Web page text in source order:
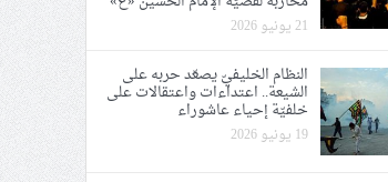
21 يونيو 2026
النظام الخليفيّ يصعّد حربه على
الشيعة.. اعتداءات واعتقالات على
خلفيّة إحياء عاشوراء
19 يونيو 2026